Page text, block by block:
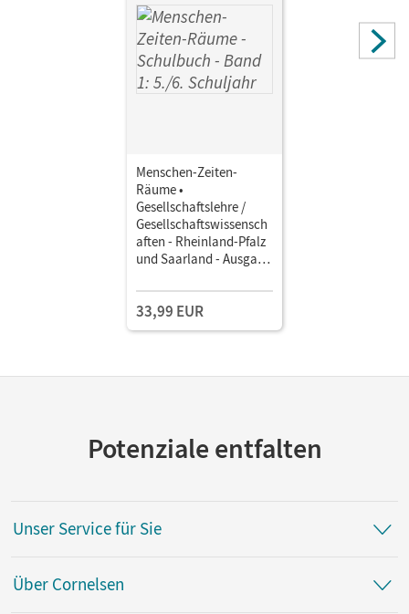
Menschen-Zeiten-
Räume •
Gesellschaftslehre /
Gesellschaftswissensch
aften - Rheinland-Pfalz
und Saarland - Ausgabe
Schuljahr • Schulbuch
33,99 EUR
Potenziale entfalten
Unser Service für Sie
Über Cornelsen